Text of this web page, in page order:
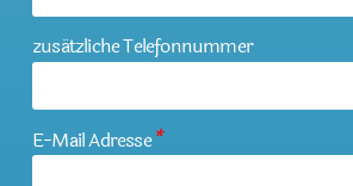
zusätzliche Telefonnummer
E-Mail Adresse*